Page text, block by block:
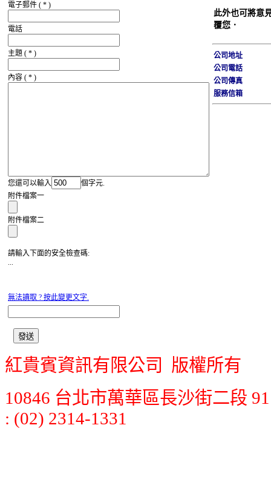
電子郵件 ( * )
電話
主題 ( * )
內容 ( * )
您還可以輸入
個字元.
附件檔案一
附件檔案二
請輸入下面的安全檢查碼:
...
無法讀取 ? 按此變更文字.
此外也可將意
覆您．
公司地址
公司電話
公司傳真
服務信箱
紅貴賓資訊有限公司 版權所有
10846 台北市萬華區長沙街二段
: (02) 2314-1331